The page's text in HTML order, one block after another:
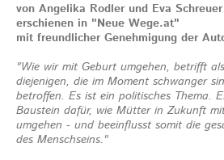
von Angelika Rodler und Eva Schreuer
erschienen in "Neue Wege.at"
mit freundlicher Genehmigung der
"Wie wir mit Geburt umgehen, betrifft
diejenigen, die im Moment schwanger
betroffen. Es ist ein politisches Thema.
Baustein dafür, wie Mütter in Zukunft
umgehen - und beeinflusst somit die
des Menschseins."